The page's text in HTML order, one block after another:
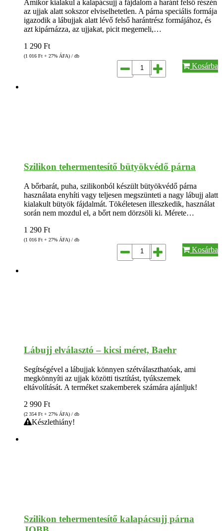
Amikor kialakul a kalapácsujj a fájdalom a haránt felső részén
az ujjak alatt sokszor elviselhetetlen. A párna speciális formája
igazodik a lábujjak alatt lévő felső harántrész formájához, és
azt kipárnázza, az ujjakat, picit megemeli,…
1 290 Ft
(1 016 Ft + 27% ÁFA) / db
Kosárba
Szilikon tehermentesítő bütyökvédő párna
A bőrbarát, puha, szilikonból készült bütyökvédő párna
használata enyhíti vagy teljesen megszünteti a nagy lábujj alatt
kialakult bütyök fájdalmát. Tökéletesen illeszkedik, használat
során nem mozdul el, a bőrt nem dörzsöli ki. Mérete…
1 290 Ft
(1 016 Ft + 27% ÁFA) / db
Kosárba
Lábujj elválasztó – kicsi méret, Baehr
Segítségével a lábujjak könnyen szétválaszthatóak, ami
megkönnyíti az ujjak közötti tisztítást, tyúkszemek
eltávolítását. A terméket szakemberek számára ajánljuk!
2 990 Ft
(2 354 Ft + 27% ÁFA) / db
Készlethiány!
Szilikon tehermentesítő kalapácsujj párna